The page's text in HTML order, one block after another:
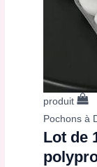
produit
Pochons à
Lot de